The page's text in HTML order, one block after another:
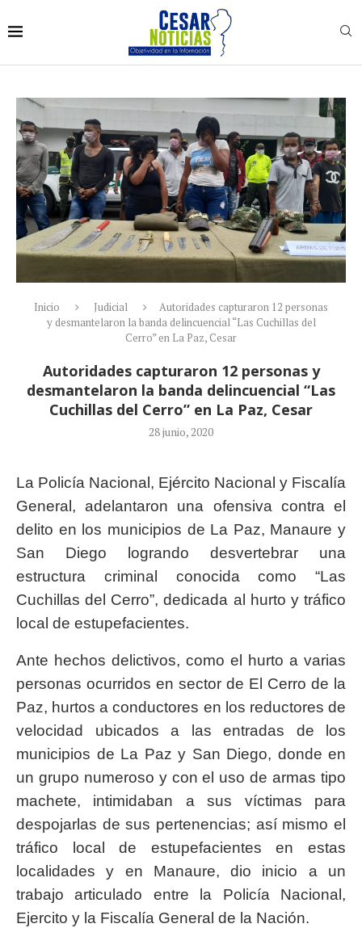
Inicio Judicial
Autoridades capturaron 12 personas
y desmantelaron la banda delincuencial “Las Cuchillas del
Cerro” en La Paz, Cesar
Autoridades capturaron 12 personas y
desmantelaron la banda delincuencial “Las
Cuchillas del Cerro” en La Paz, Cesar
28 junio, 2020
La Policía Nacional, Ejército Nacional y Fiscalía
General, adelantaron una ofensiva contra el
delito en los municipios de La Paz, Manaure y
San Diego logrando desvertebrar una
estructura criminal conocida como “Las
Cuchillas del Cerro”, dedicada al hurto y tráfico
local de estupefacientes.
Ante hechos delictivos, como el hurto a varias
personas ocurridos en sector de El Cerro de la
Paz, hurtos a conductores en los reductores de
velocidad ubicados a las entradas de los
municipios de La Paz y San Diego, donde en
un grupo numeroso y con el uso de armas tipo
machete, intimidaban a sus víctimas para
despojarlas de sus pertenencias; así mismo el
tráfico local de estupefacientes en estas
localidades y en Manaure, dio inicio a un
trabajo articulado entre la Policía Nacional,
Ejercito y la Fiscalía General de la Nación.